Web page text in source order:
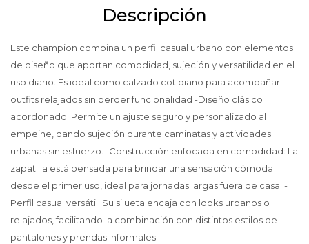
Descripción
Este champion combina un perfil casual urbano con elementos
de diseño que aportan comodidad, sujeción y versatilidad en el
uso diario. Es ideal como calzado cotidiano para acompañar
outfits relajados sin perder funcionalidad -Diseño clásico
acordonado: Permite un ajuste seguro y personalizado al
empeine, dando sujeción durante caminatas y actividades
urbanas sin esfuerzo. -Construcción enfocada en comodidad: La
zapatilla está pensada para brindar una sensación cómoda
desde el primer uso, ideal para jornadas largas fuera de casa. -
Perfil casual versátil: Su silueta encaja con looks urbanos o
relajados, facilitando la combinación con distintos estilos de
pantalones y prendas informales.